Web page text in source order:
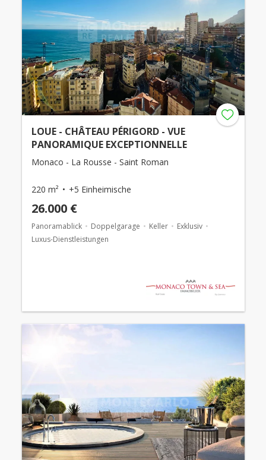
LOUE - CHÂTEAU PÉRIGORD - VUE
PANORAMIQUE EXCEPTIONNELLE
Monaco - La Rousse - Saint Roman
220 m² +5 Einheimische
26.000 €
Panoramablick Doppelgarage Keller
Exklusiv
Luxus-Dienstleistungen